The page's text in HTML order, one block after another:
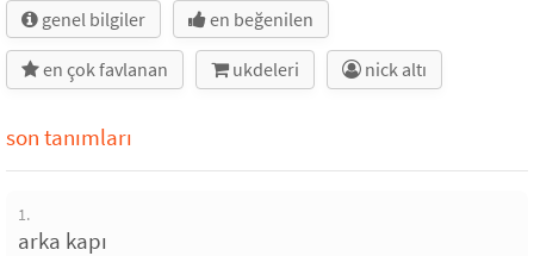
genel bilgiler en beğenilen
en çok favlanan ukdeleri nick altı
son tanımları
1.
arka kapı